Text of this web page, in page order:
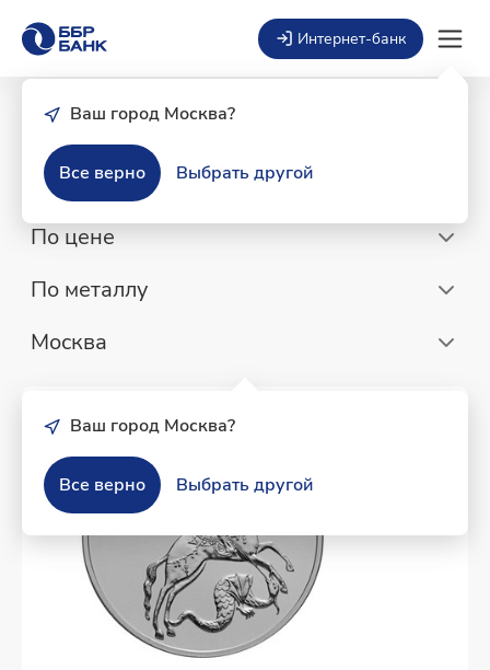
Интернет-банк
Ваш город Москва?
Все верно Выбрать другой
Монеты
По цене
По металлу
Москва
Ваш город Москва?
Все верно Выбрать другой